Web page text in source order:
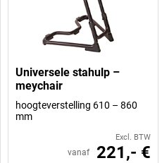
Universele stahulp –
meychair
hoogteverstelling 610 – 860
mm
Excl. BTW
vanaf 221,- €